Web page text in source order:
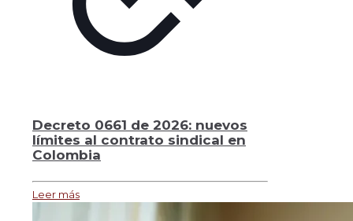
Decreto 0661 de 2026: nuevos
límites al contrato sindical en
Colombia
Leer más